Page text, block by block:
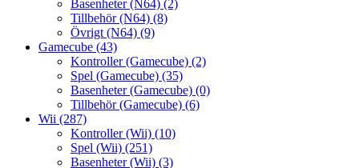
Basenheter (N64) (2)
Tillbehör (N64) (8)
Övrigt (N64) (9)
Gamecube (43)
Kontroller (Gamecube) (2)
Spel (Gamecube) (35)
Basenheter (Gamecube) (0)
Tillbehör (Gamecube) (6)
Wii (287)
Kontroller (Wii) (10)
Spel (Wii) (251)
Basenheter (Wii) (3)